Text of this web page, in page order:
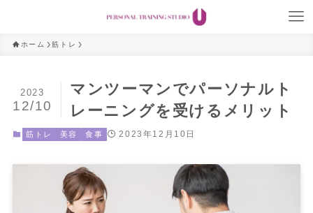
ホーム 筋トレ
マンツーマンでパーソナルト
レーニングを受けるメリット
2023
12/10
筋トレ 美容 食事 2023年12月10日